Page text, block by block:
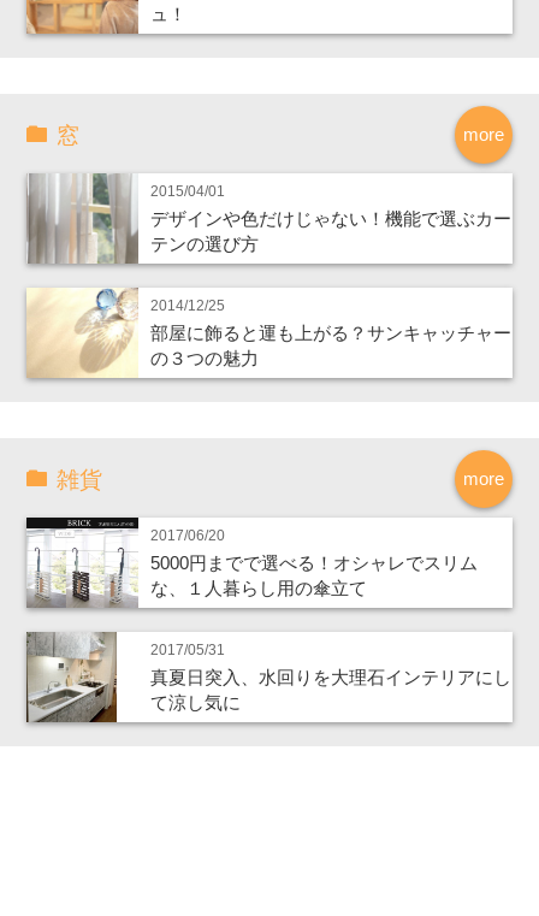
ュ！
more
窓
2015/04/01
デザインや色だけじゃない！機能で選ぶカー
テンの選び方
2014/12/25
部屋に飾ると運も上がる？サンキャッチャー
の３つの魅力
more
雑貨
2017/06/20
5000円までで選べる！オシャレでスリム
な、１人暮らし用の傘立て
2017/05/31
真夏日突入、水回りを大理石インテリアにし
て涼し気に